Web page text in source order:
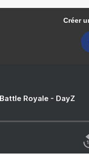
Créer
Royale - DayZ